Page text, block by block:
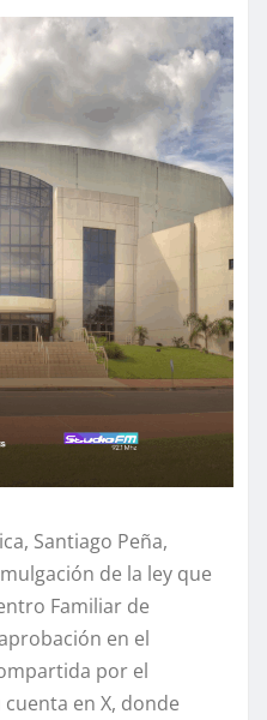
Santiago Peña,
de la ley que
Familiar de
en el
por el
en X, donde